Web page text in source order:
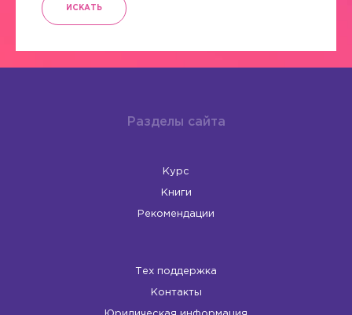
ИСКАТЬ
Разделы сайта
Курс
Книги
Рекомендации
Тех поддержка
Контакты